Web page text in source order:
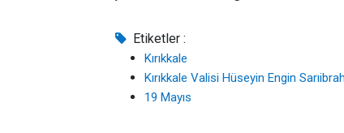
Etiketler :
Kırıkkale
Kırıkkale Valisi Hüseyin Engin
19 Mayıs